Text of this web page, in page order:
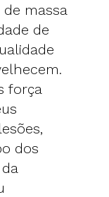
massa
de
força
dos